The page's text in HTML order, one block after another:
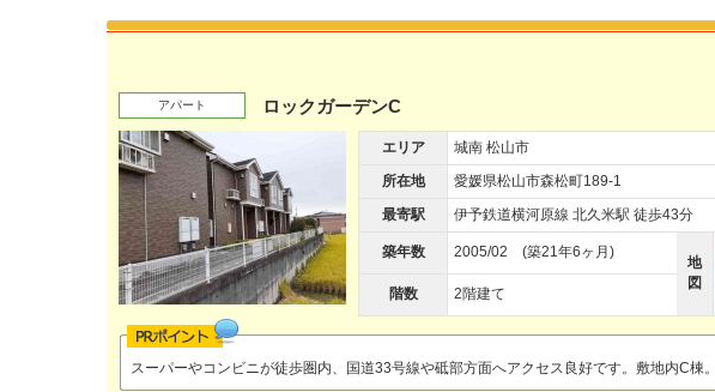
アパート ロックガーデンC
エリア
城南 松山市
所在地
愛媛県松山市森松町189-1
最寄駅
伊予鉄道横河原線 北久米駅 徒歩43分
築年数 2005/02 (築21年6ヶ月)
地
図
階数 2階建て
スーパーやコンビニが徒歩圏内、国道33号線や砥部方面へアクセス良好です。敷地内C棟。